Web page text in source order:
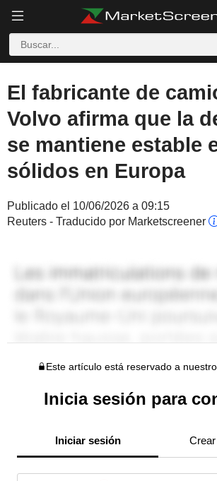
El fabricante de
Volvo afirma que la
se mantiene estable
sólidos en Europa
Publicado el 10/06/2026 a 09:15
Reuters - Traducido por Marketscreener
Este artículo está reservado a
Inicia sesión para
Iniciar sesión